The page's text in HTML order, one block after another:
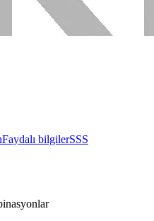
Faydalı bilgilerSSS